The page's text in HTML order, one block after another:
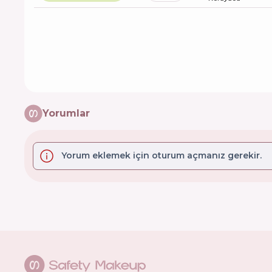
Yorumlar
Yorum eklemek için oturum açmanız gerekir.